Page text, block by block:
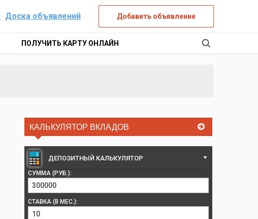
Доска объявлений Добавить объявление
ПОЛУЧИТЬ КАРТУ ОНЛАЙН
КАЛЬКУЛЯТОР ВКЛАДОВ
ДЕПОЗИТНЫЙ КАЛЬКУЛЯТОР
СУММА (РУБ.):
СТАВКА (В МЕС.):